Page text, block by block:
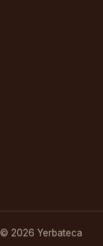
© 2026 Yerbateca